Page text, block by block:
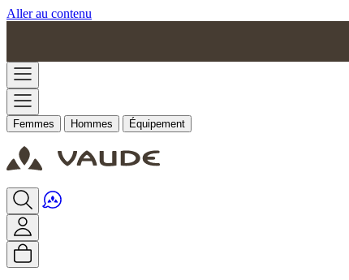
Aller au contenu
Femmes Hommes Équipement